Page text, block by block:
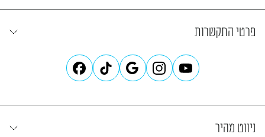
פרטי התקשרות
ניווט מהיר